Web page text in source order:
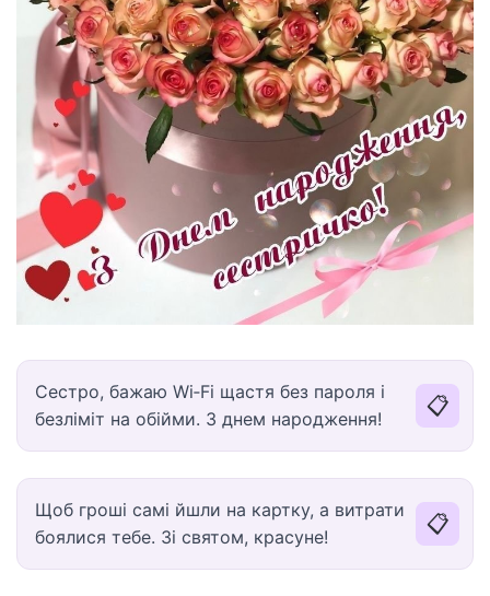
Сестро, бажаю Wi‑Fi щастя без пароля і
безліміт на обійми. З днем народження!
📋
Щоб гроші самі йшли на картку, а витрати
боялися тебе. Зі святом, красуне!
📋